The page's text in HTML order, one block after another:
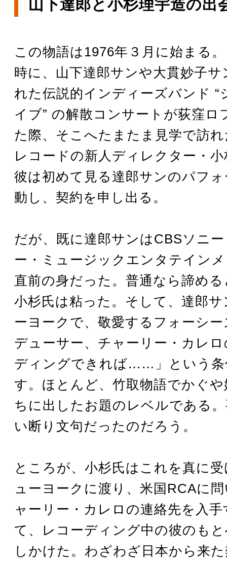
山下達郎と小杉理宇造の出
この物語は1976年３月に始まる。
時に、山下達郎サンや大貫妙子
れた伝説的インディーズバンド “
イブ” の解散コンサートが荻窪ロ
た際、そこへたまたま見学で訪
レコードの新人ディレクター・
彼は初めて見る達郎サンのパフ
動し、契約を申し出る。
だが、既に達郎サンはCBSソニ
ー・ミュージックエンタテイン
直前の身だった。普通なら諦め
小杉氏は粘った。そして、達郎
ーヨークで、敬愛するフォーシ
デューサー、チャーリー・カレ
ディングできれば……」という条
す。ほとんど、竹取物語でかぐ
ちに出したお題のレベルである
い断り文句だったのだろう。
ところが、小杉氏はこれを真に
ューヨークに渡り、米国RCAに
ャーリー・カレロの連絡先を入
て、レコーディング中の彼のも
しかけた。わざわざ日本から来